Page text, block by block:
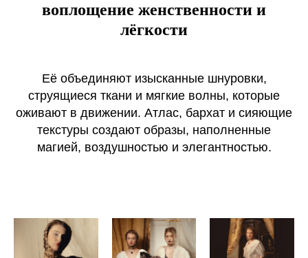
воплощение женственности и
лёгкости
Её объединяют изысканные шнуровки,
струящиеся ткани и мягкие волны, которые
оживают в движении. Атлас, бархат и сияющие
текстуры создают образы, наполненные
магией, воздушностью и элегантностью.